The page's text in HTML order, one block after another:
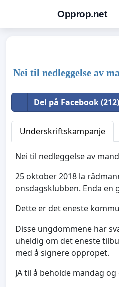
Opprop.net
Nei til nedleggelse av
Del på Facebook (212)
Underskriftskampanje
Nei til nedleggelse av
25 oktober 2018 la
onsdagsklubben. Enda en
Dette er det eneste
Disse ungdommene har
uheldig om det eneste
med å signere oppropet.
JA til å beholde mandag